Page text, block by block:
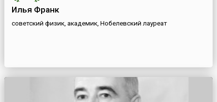
Илья Франк
советский физик, академик, Нобелевский лауреат